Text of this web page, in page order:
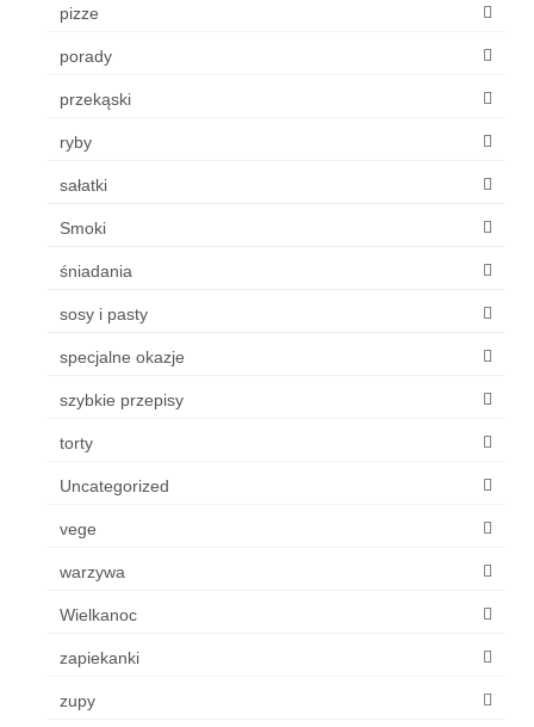
pizze
porady
przekąski
ryby
sałatki
Smoki
śniadania
sosy i pasty
specjalne okazje
szybkie przepisy
torty
Uncategorized
vege
warzywa
Wielkanoc
zapiekanki
zupy